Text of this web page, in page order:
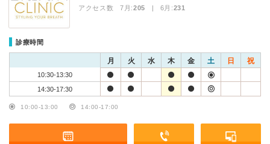
アクセス数 7月:205 | 6月:231
診療時間
月 火 水 木 金 土 日 祝
10:30-13:30
14:30-17:30
10:00-13:00 14:00-17:00